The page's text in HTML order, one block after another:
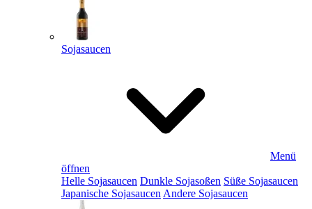
Sojasaucen
Menü
öffnen
Helle Sojasaucen Dunkle Sojasoßen Süße Sojasaucen
Japanische Sojasaucen Andere Sojasaucen